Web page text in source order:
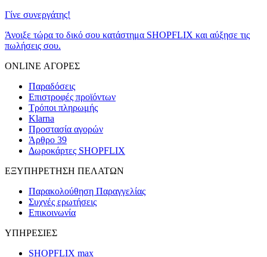
Γίνε συνεργάτης!
Άνοιξε τώρα το δικό σου κατάστημα SHOPFLIX και αύξησε τις
πωλήσεις σου.
ONLINE ΑΓΟΡΕΣ
Παραδόσεις
Επιστροφές προϊόντων
Τρόποι πληρωμής
Klarna
Προστασία αγορών
Άρθρο 39
Δωροκάρτες SHOPFLIX
ΕΞΥΠΗΡΕΤΗΣΗ ΠΕΛΑΤΩΝ
Παρακολούθηση Παραγγελίας
Συχνές ερωτήσεις
Επικοινωνία
ΥΠΗΡΕΣΙΕΣ
SHOPFLIX max